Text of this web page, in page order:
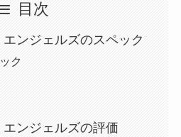
目次
ンジェルズのスペック
ク
ンジェルズの評価